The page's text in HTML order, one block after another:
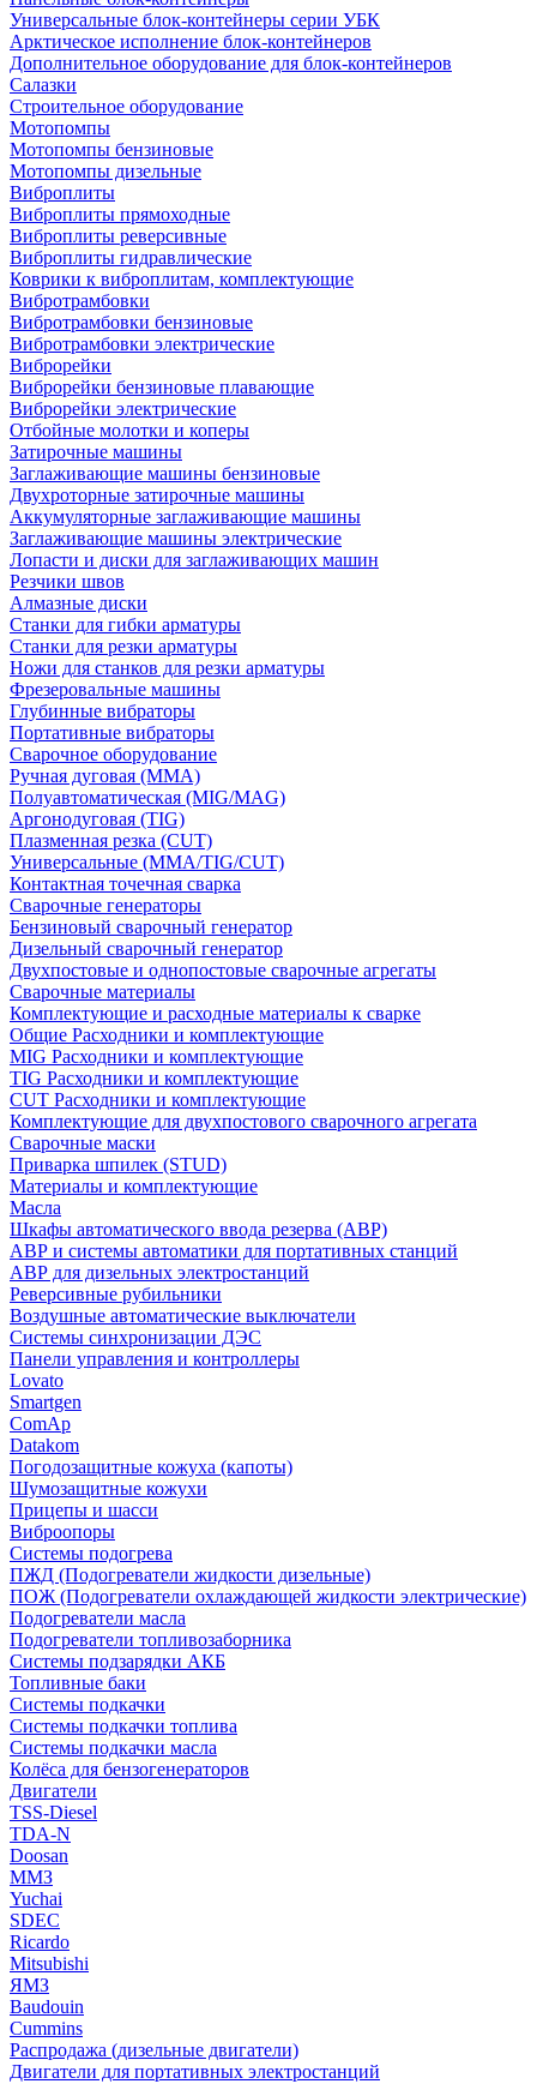
Универсальные блок-контейнеры серии УБК
Арктическое исполнение блок-контейнеров
Дополнительное оборудование для блок-контейнеров
Салазки
Строительное оборудование
Мотопомпы
Мотопомпы бензиновые
Мотопомпы дизельные
Виброплиты
Виброплиты прямоходные
Виброплиты реверсивные
Виброплиты гидравлические
Коврики к виброплитам, комплектующие
Вибротрамбовки
Вибротрамбовки бензиновые
Вибротрамбовки электрические
Виброрейки
Виброрейки бензиновые плавающие
Виброрейки электрические
Отбойные молотки и коперы
Затирочные машины
Заглаживающие машины бензиновые
Двухроторные затирочные машины
Аккумуляторные заглаживающие машины
Заглаживающие машины электрические
Лопасти и диски для заглаживающих машин
Резчики швов
Алмазные диски
Станки для гибки арматуры
Станки для резки арматуры
Ножи для станков для резки арматуры
Фрезеровальные машины
Глубинные вибраторы
Портативные вибраторы
Сварочное оборудование
Ручная дуговая (MMA)
Полуавтоматическая (MIG/MAG)
Аргонодуговая (TIG)
Плазменная резка (CUT)
Универсальные (MMA/TIG/CUT)
Контактная точечная сварка
Сварочные генераторы
Бензиновый сварочный генератор
Дизельный сварочный генератор
Двухпостовые и однопостовые сварочные агрегаты
Сварочные материалы
Комплектующие и расходные материалы к сварке
Общие Расходники и комплектующие
MIG Расходники и комплектующие
TIG Расходники и комплектующие
CUT Расходники и комплектующие
Комплектующие для двухпостового сварочного агрегата
Сварочные маски
Приварка шпилек (STUD)
Материалы и комплектующие
Масла
Шкафы автоматического ввода резерва (АВР)
АВР и системы автоматики для портативных станций
АВР для дизельных электростанций
Реверсивные рубильники
Воздушные автоматические выключатели
Системы синхронизации ДЭС
Панели управления и контроллеры
Lovato
Smartgen
ComAp
Datakom
Погодозащитные кожуха (капоты)
Шумозащитные кожухи
Прицепы и шасси
Виброопоры
Системы подогрева
ПЖД (Подогреватели жидкости дизельные)
ПОЖ (Подогреватели охлаждающей жидкости электрические)
Подогреватели масла
Подогреватели топливозаборника
Системы подзарядки АКБ
Топливные баки
Системы подкачки
Системы подкачки топлива
Системы подкачки масла
Колёса для бензогенераторов
Двигатели
TSS-Diesel
TDA-N
Doosan
ММЗ
Yuchai
SDEC
Ricardo
Mitsubishi
ЯМЗ
Baudouin
Cummins
Распродажа (дизельные двигатели)
Двигатели для портативных электростанций